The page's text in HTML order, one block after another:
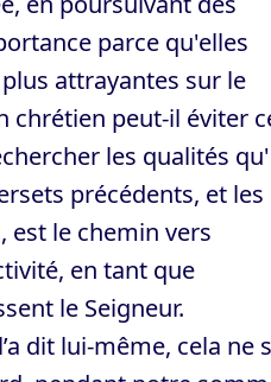
parce qu'elles
attrayantes sur le
chrétien peut-il éviter
les qualités
précédents, et les
est le chemin vers
en tant que
le Seigneur.
dit lui-même, cela ne